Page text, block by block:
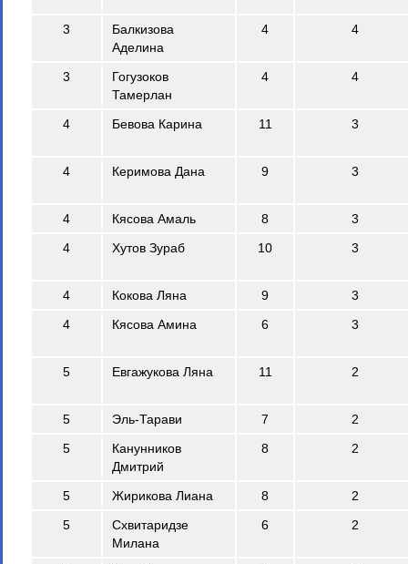
3
Балкизова
Аделина
4 4
3
Гогузоков
Тамерлан
4 4
4 Бевова Карина 11 3
4 Керимова Дана 9 3
4 Кясова Амаль 8
3
4
Хутов Зураб 10 3
4 Кокова Ляна 9
3
4
Кясова Амина 6 3
5 Евгажукова Ляна 11 2
5 Эль-Тарави 7
2
5
Канунников
Дмитрий
8 2
5 Жирикова Лиана 8
2
5
Схвитаридзе
Милана
6 2